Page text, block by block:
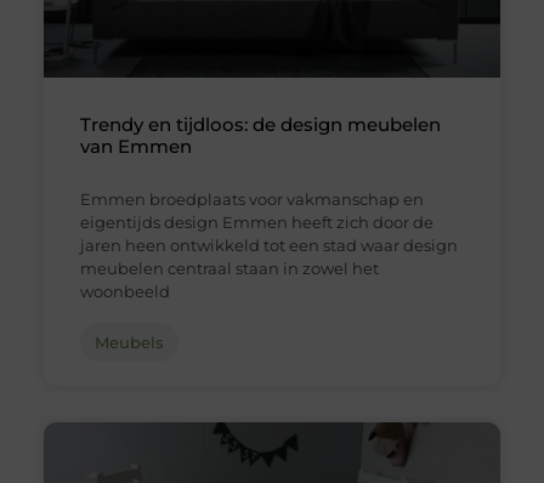
Trendy en tijdloos: de design meubelen
van Emmen
Emmen broedplaats voor vakmanschap en
eigentijds design Emmen heeft zich door de
jaren heen ontwikkeld tot een stad waar design
meubelen centraal staan in zowel het
woonbeeld
Meubels